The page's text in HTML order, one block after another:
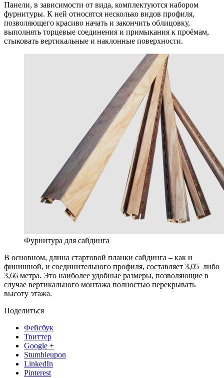
Панели, в зависимости от вида, комплектуются набором
фурнитуры. К ней относятся несколько видов профиля,
позволяющего красиво начать и закончить облицовку,
выполнять торцевые соединения и примыкания к проёмам,
стыковать вертикальные и наклонные поверхности.
Фурнитура для сайдинга
В основном, длина стартовой планки сайдинга – как и
финишной, и соединительного профиля, составляет 3,05 либо
3,66 метра. Это наиболее удобные размеры, позволяющие в
случае вертикального монтажа полностью перекрывать
высоту этажа.
Поделиться
Фейсбук
Твиттер
Google +
Stumbleupon
LinkedIn
Pinterest